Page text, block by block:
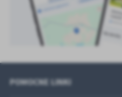
POMOCNE LINKI